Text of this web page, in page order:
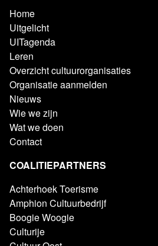
Home
Uitgelicht
UITagenda
Leren
Overzicht cultuurorganisaties
Organisatie aanmelden
Nieuws
Wie we zijn
Wat we doen
Contact
COALITIEPARTNERS
Achterhoek Toerisme
Amphion Cultuurbedrijf
Boogie Woogie
Culturije